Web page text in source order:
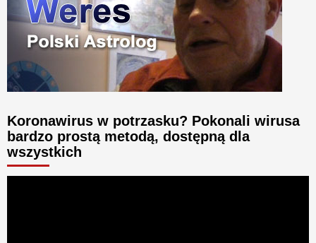
Koronawirus w potrzasku? Pokonali wirusa
bardzo prostą metodą, dostępną dla
wszystkich